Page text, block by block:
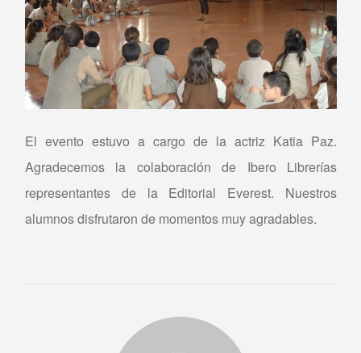
El evento estuvo a cargo de la actriz Katia Paz.
Agradecemos la colaboración de Ibero Librerías
representantes de la Editorial Everest. Nuestros
alumnos disfrutaron de momentos muy agradables.